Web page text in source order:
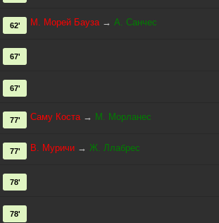
М. Морей Бауза→ А. Санчес
62'
67'
67'
Саму Коста→ М. Морланес
77'
В. Муричи → Ж. Ллабрес
77'
78'
78'